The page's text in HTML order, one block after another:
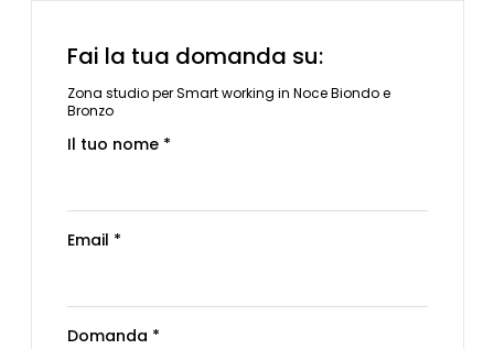
Fai la tua domanda su:
Zona studio per Smart working in Noce Biondo e
Bronzo
Il tuo nome *
Email *
Domanda *